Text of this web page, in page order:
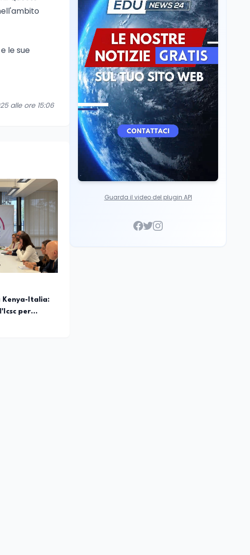
le sue
alle ore 15:06
Kenya-Italia:
per
scuole con risorse Pnrr"
Scuola5 ago
Il Ministro Valditara ha
incontrato due studenti
palestinesi giunti da
Gaza che hanno
superato la Maturità in
Italia
Scuola5 ago
Maturità 2026, 100 e
lode da record: 14.123
diplomi con voto
massimo
Guarda il video del plugin API